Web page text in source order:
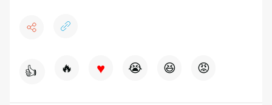
👍 🔥 ♥ 😭 😆 😡